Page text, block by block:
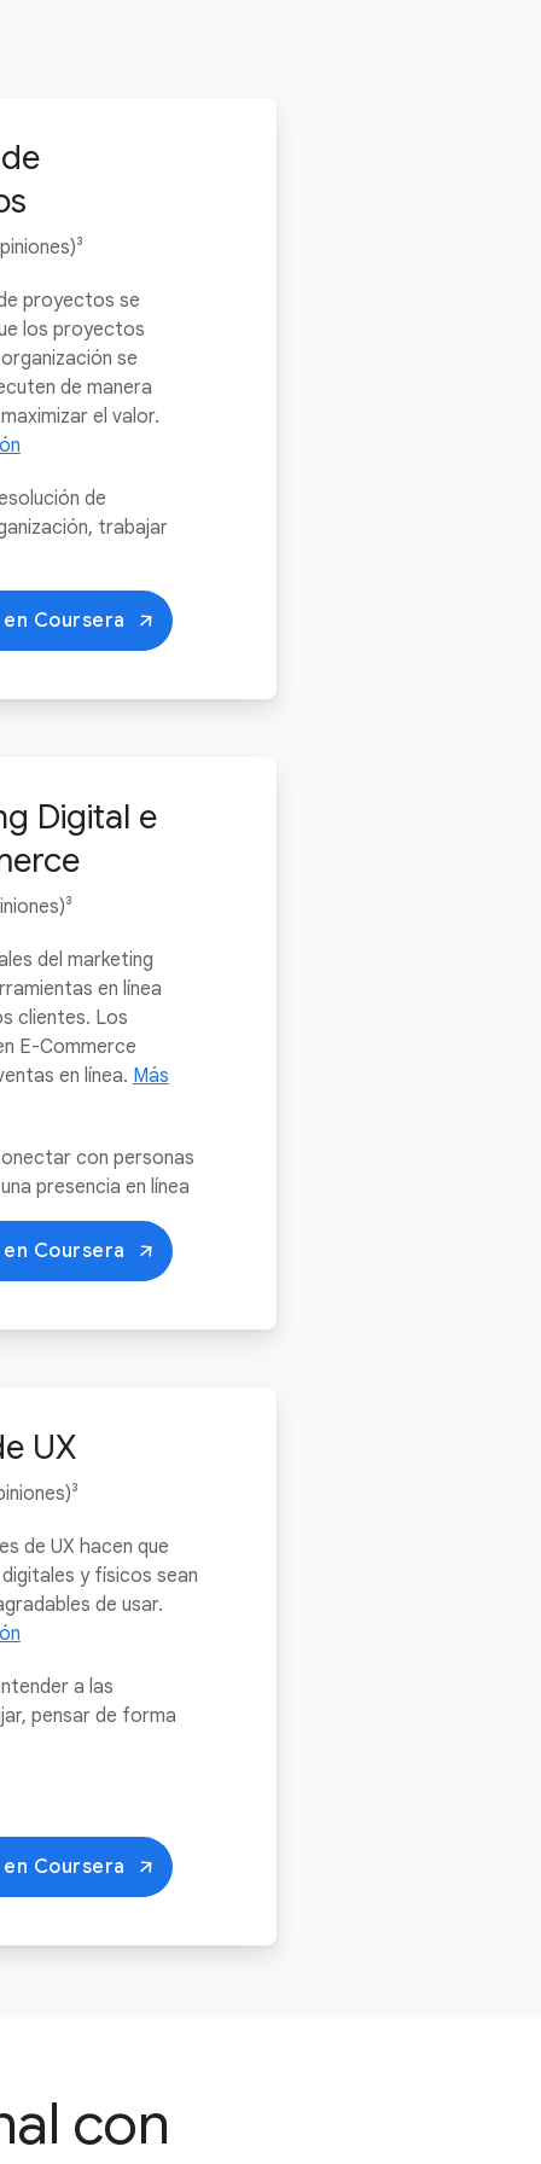
proyectos se
los proyectos
se
de manera
el valor.
de
trabajar
Coursera
Digital e
del marketing
en línea
clientes. Los
E-Commerce
en línea. Más
con personas
presencia en línea
Coursera
UX
de UX hacen que
y físicos sean
de usar.
a las
pensar de forma
Coursera
con